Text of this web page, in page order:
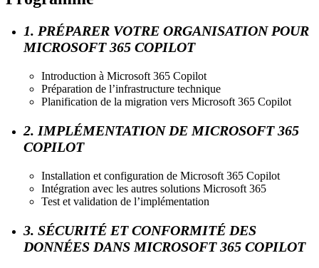
1. PRÉPARER VOTRE ORGANISATION POUR
MICROSOFT 365 COPILOT
Introduction à Microsoft 365 Copilot
Préparation de l’infrastructure technique
Planification de la migration vers Microsoft 365 Copilot
2. IMPLÉMENTATION DE MICROSOFT 365
COPILOT
Installation et configuration de Microsoft 365 Copilot
Intégration avec les autres solutions Microsoft 365
Test et validation de l’implémentation
3. SÉCURITÉ ET CONFORMITÉ DES
DONNÉES DANS MICROSOFT 365 COPILOT